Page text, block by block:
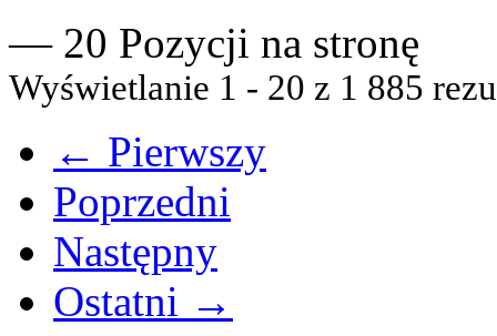
— 20 Pozycji na stronę
Wyświetlanie 1 - 20 z 1 885
← Pierwszy
Poprzedni
Następny
Ostatni →